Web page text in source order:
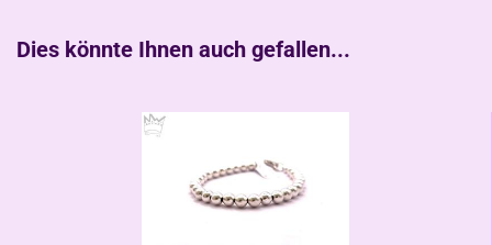
Dies könnte Ihnen auch gefallen...